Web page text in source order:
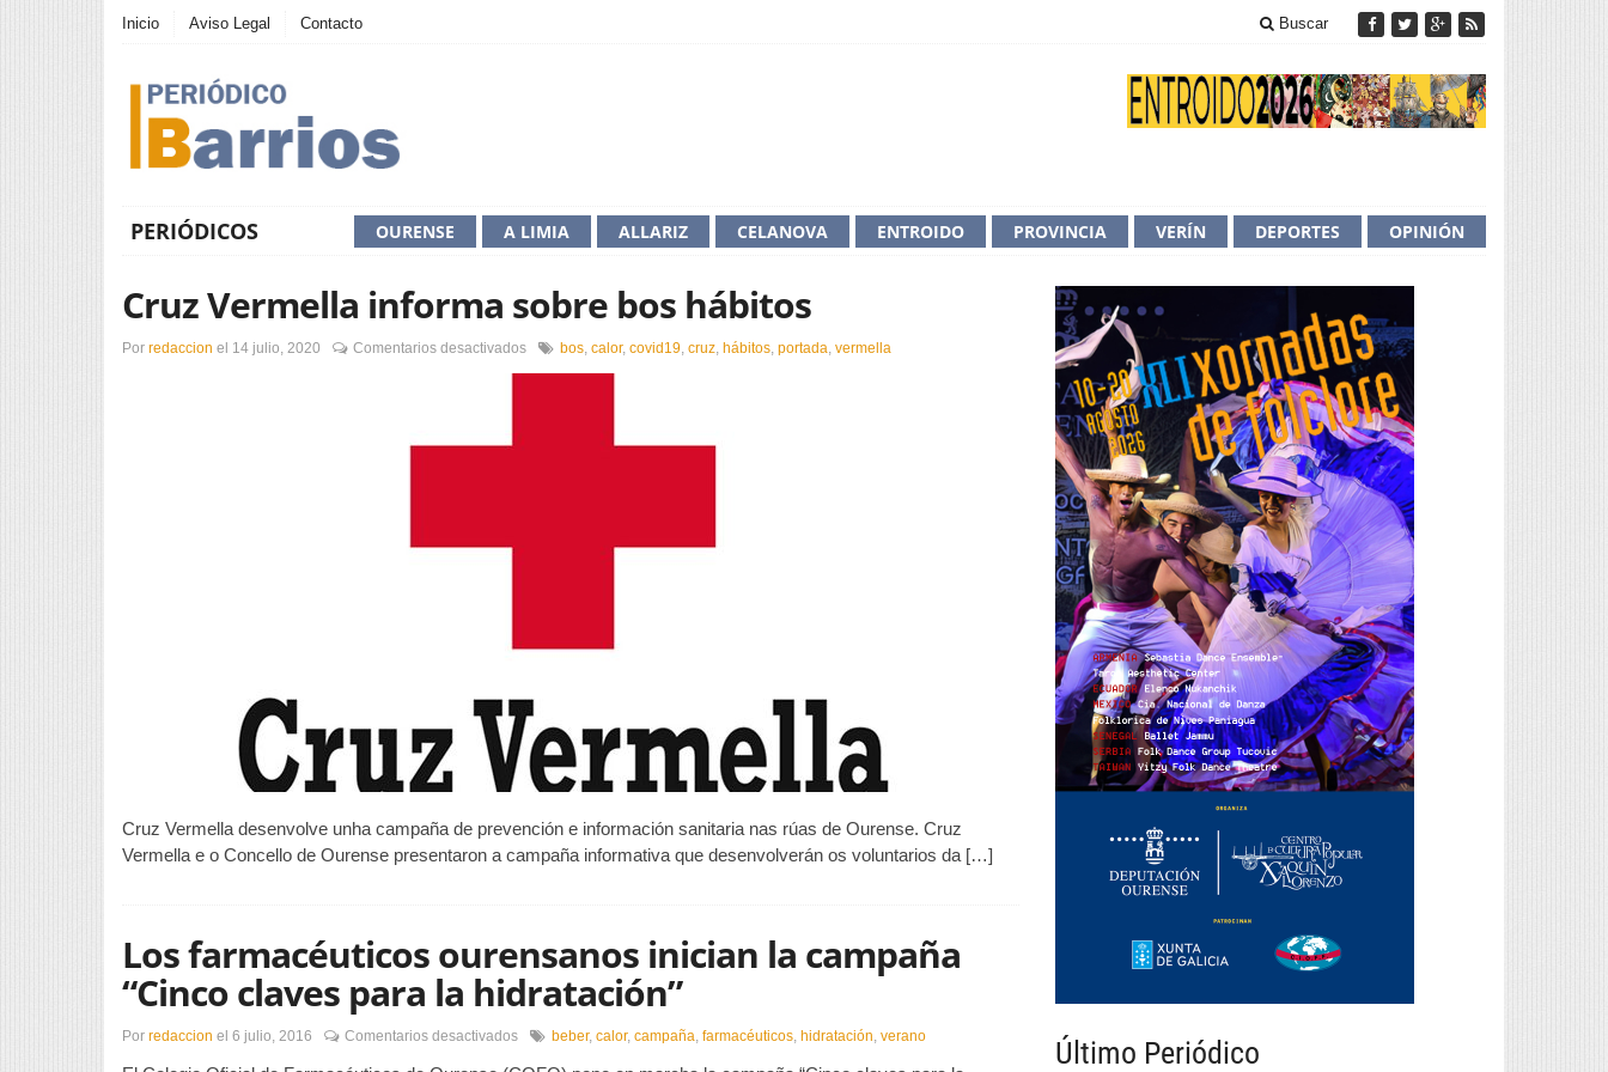
Inicio Aviso Legal Contacto Buscar
PERIÓDICOS OPINIÓN
DEPORTES
VERÍN
PROVINCIA
ENTROIDO
CELANOVA
ALLARIZ
A LIMIA
OURENSE
Cruz Vermella informa sobre bos hábitos
Por redaccion el 14 julio, 2020 Comentarios desactivadosen
bos calor, covid19 cruz hábitos portada vermella
Cruz Vermella desenvolve unha campaña de prevención e información sanitaria nas rúas de Ourense. Cruz
Vermella e o Concello de Ourense presentaron a campaña informativa que desenvolverán os voluntarios da […]
Los farmacéuticos ourensanos inician la campaña
“Cinco claves para la hidratación”
Por redaccion el 6 julio, 2016 Comentarios desactivadosen
beber, calor, campaña farmacéuticos hidratación verano Último Periódico